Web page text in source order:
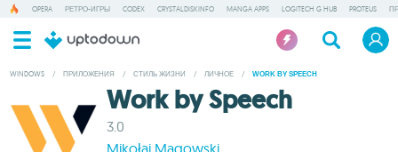
OPERA РЕТРО-ИГРЫ CODEX CRYSTALDISKINFO MANGA APPS LOGITECH G HUB PROTEUS
WINDOWS / ПРИЛОЖЕНИЯ / СТИЛЬ ЖИЗНИ / ЛИЧНОЕ / WORK BY SPEECH
Work by Speech
3.0
Mikołaj Magowski